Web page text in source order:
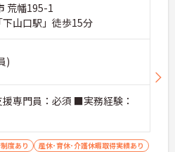
荒幡195-1
山口駅」徒歩15分
)
専門員：必須 ■実務経験：
度あり 産休･育休･介護休暇取得実績あり